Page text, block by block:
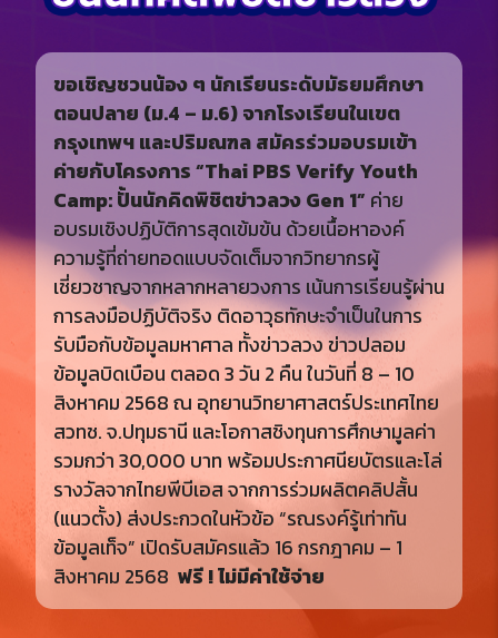
ขอเชิญชวนน้อง ๆ นักเรียนระดับมัธยมศึกษา
ตอนปลาย (ม.4 – ม.6) จากโรงเรียนในเขต
กรุงเทพฯ และปริมณฑล สมัครร่วมอบรมเข้า
ค่ายกับโครงการ “Thai PBS Verify Youth
Camp: ปั้นนักคิดพิชิตข่าวลวง Gen 1” ค่าย
อบรมเชิงปฏิบัติการสุดเข้มข้น ด้วยเนื้อหาองค์
ความรู้ที่ถ่ายทอดแบบจัดเต็มจากวิทยากรผู้
เชี่ยวชาญจากหลากหลายวงการ เน้นการเรียนรู้ผ่าน
การลงมือปฏิบัติจริง ติดอาวุธทักษะจำเป็นในการ
รับมือกับข้อมูลมหาศาล ทั้งข่าวลวง ข่าวปลอม
ข้อมูลบิดเบือน ตลอด 3 วัน 2 คืน ในวันที่ 8 – 10
สิงหาคม 2568 ณ อุทยานวิทยาศาสตร์ประเทศไทย
สวทช. จ.ปทุมธานี และโอกาสชิงทุนการศึกษามูลค่า
รวมกว่า 30,000 บาท พร้อมประกาศนียบัตรและโล่
รางวัลจากไทยพีบีเอส จากการร่วมผลิตคลิปสั้น
(แนวตั้ง) ส่งประกวดในหัวข้อ “รณรงค์รู้เท่าทัน
ข้อมูลเท็จ” เปิดรับสมัครแล้ว 16 กรกฎาคม – 1
สิงหาคม 2568 ฟรี ! ไม่มีค่าใช้จ่าย